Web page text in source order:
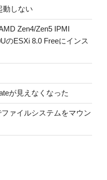
動しない
Zen4/Zen5 IPMI
のESXi 8.0 Freeにインス
が見えなくなった
ァイルシステムをマウン